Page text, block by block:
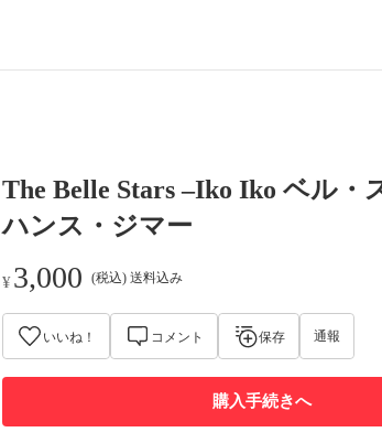
The Belle Stars –Iko Iko ベル
ハンス・ジマー
¥ 3,000 (税込) 送料込み
いいね！ コメント 保存 通報
購入手続きへ